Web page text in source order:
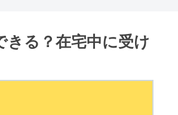
きる？在宅中に受け